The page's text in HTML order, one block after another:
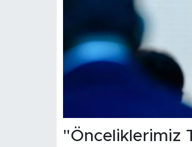
"Önceliklerimiz